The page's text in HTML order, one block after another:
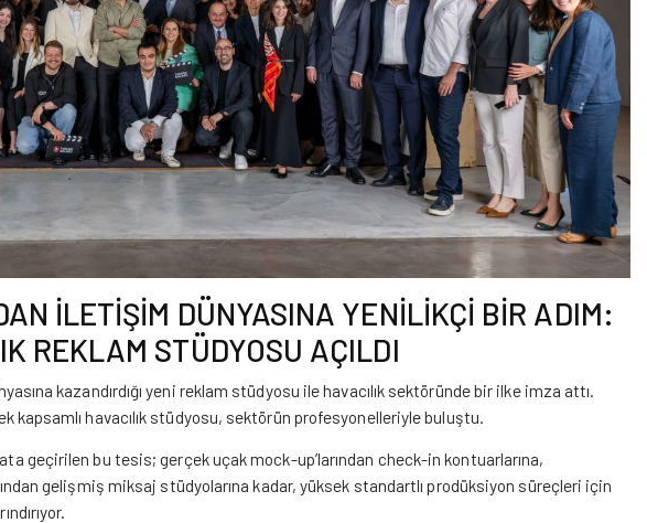
İLETİŞİM DÜNYASINA YENİLİKÇİ BİR ADIM:
REKLAM STÜDYOSU AÇILDI
kazandırdığı yeni reklam stüdyosu ile havacılık sektöründe bir ilke imza attı.
kapsamlı havacılık stüdyosu, sektörün profesyonelleriyle buluştu.
geçirilen bu tesis; gerçek uçak mock-up’larından check-in kontuarlarına,
gelişmiş miksaj stüdyolarına kadar, yüksek standartlı prodüksiyon süreçleri için